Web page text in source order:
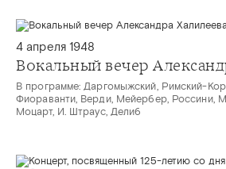
4 апреля 1948
Вокальный вечер
В программе: Даргомыжский, Римский-
Фиораванти, Верди, Мейербер, Россини,
Моцарт, И. Штраус, Делиб